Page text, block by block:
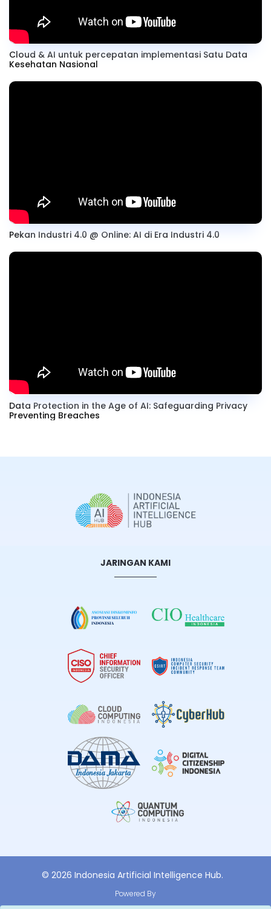
Cloud & AI untuk percepatan implementasi Satu Data
Kesehatan Nasional
Pekan Industri 4.0 @ Online: AI di Era Industri 4.0
Data Protection in the Age of AI: Safeguarding Privacy
Preventing Breaches
JARINGAN KAMI
© 2026 Indonesia Artificial Intelligence Hub.
Powered By